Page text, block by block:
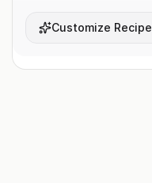
Customize Recipe